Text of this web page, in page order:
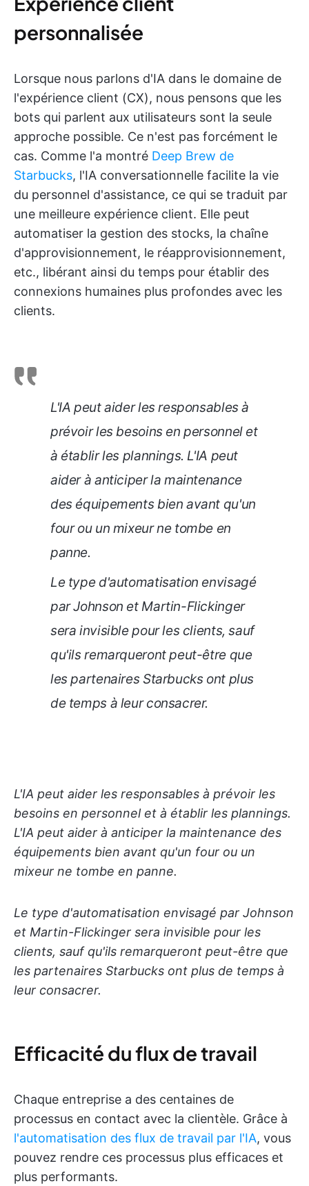
personnalisée
Lorsque nous parlons d'IA dans le domaine de
l'expérience client (CX), nous pensons que les
bots qui parlent aux utilisateurs sont la seule
approche possible. Ce n'est pas forcément le
cas. Comme l'a montré Deep Brew de
Starbucks, l'IA conversationnelle facilite la vie
du personnel d'assistance, ce qui se traduit par
une meilleure expérience client. Elle peut
automatiser la gestion des stocks, la chaîne
d'approvisionnement, le réapprovisionnement,
etc., libérant ainsi du temps pour établir des
connexions humaines plus profondes avec les
clients.
L'IA peut aider les responsables à
prévoir les besoins en personnel et
à établir les plannings. L'IA peut
aider à anticiper la maintenance
des équipements bien avant qu'un
four ou un mixeur ne tombe en
panne.
Le type d'automatisation envisagé
par Johnson et Martin-Flickinger
sera invisible pour les clients, sauf
qu'ils remarqueront peut-être que
les partenaires Starbucks ont plus
de temps à leur consacrer.
L'IA peut aider les responsables à prévoir les
besoins en personnel et à établir les plannings.
L'IA peut aider à anticiper la maintenance des
équipements bien avant qu'un four ou un
mixeur ne tombe en panne.
Le type d'automatisation envisagé par Johnson
et Martin-Flickinger sera invisible pour les
clients, sauf qu'ils remarqueront peut-être que
les partenaires Starbucks ont plus de temps à
leur consacrer.
Efficacité du flux de travail
Chaque entreprise a des centaines de
processus en contact avec la clientèle. Grâce à
l'automatisation des flux de travail par l'IA, vous
pouvez rendre ces processus plus efficaces et
plus performants.